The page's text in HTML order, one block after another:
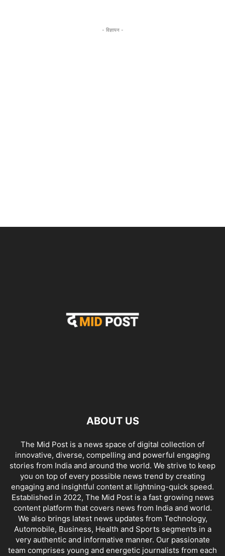
- विज्ञापन -
ABOUT US
The Mid Post is a news space of digital collection of
innovative, diverse, compelling and powerful engaging
stories from India and around the world. We strive to keep
you on top of every possible news trend by creating
engaging and insightful content at lightning-quick speed.
Established in 2022, The Mid Post is a fast growing news
content platform that covers news from India and world.
We also brings latest news updates from Technology,
Automobile, Business, Health and Sports segments in a
very authentic and informative manner. Our passionate
team comprises young and energetic journalists from each